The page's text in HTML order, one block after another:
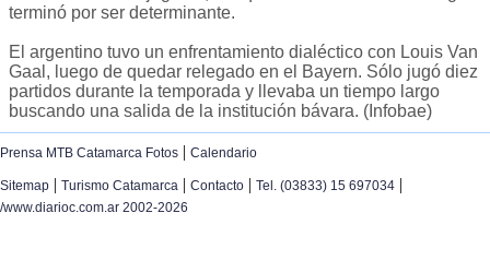
terminó por ser determinante.
El argentino tuvo un enfrentamiento dialéctico con Louis Van
Gaal, luego de quedar relegado en el Bayern. Sólo jugó diez
partidos durante la temporada y llevaba un tiempo largo
buscando una salida de la institución bávara. (Infobae)
Prensa MTB Catamarca Fotos | Calendario
Sitemap | Turismo Catamarca | Contacto | Tel. (03833) 15 697034 |
/www.diarioc.com.ar 2002-2026